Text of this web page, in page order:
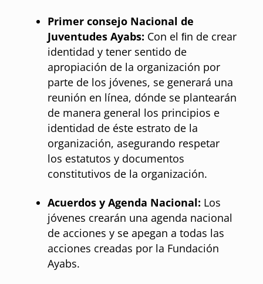
Primer consejo Nacional de
Juventudes Ayabs: Con el ﬁn de crear
identidad y tener sentido de
apropiación de la organización por
parte de los jóvenes, se generará una
reunión en línea, dónde se plantearán
de manera general los principios e
identidad de éste estrato de la
organización, asegurando respetar
los estatutos y documentos
constitutivos de la organización.
Acuerdos y Agenda Nacional: Los
jóvenes crearán una agenda nacional
de acciones y se apegan a todas las
acciones creadas por la Fundación
Ayabs.